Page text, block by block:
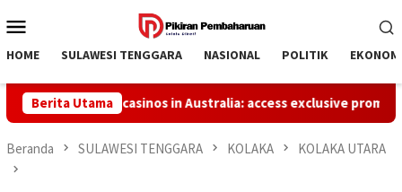
ke
Mobile
HOME SULAWESI TENGGARA NASIONAL POLITIK
Berita Utama
online casinos in Australia: access exclusive promotions and
Beranda SULAWESI TENGGARA KOLAKA KOLAKA UTARA